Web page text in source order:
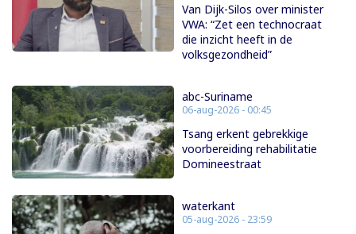
Van Dijk-Silos over minister
VWA: “Zet een technocraat
die inzicht heeft in de
volksgezondheid”
abc-Suriname
06-aug-2026 - 00:45
Tsang erkent gebrekkige
voorbereiding rehabilitatie
Domineestraat
waterkant
05-aug-2026 - 23:59